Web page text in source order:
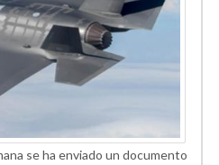
se ha enviado un documento